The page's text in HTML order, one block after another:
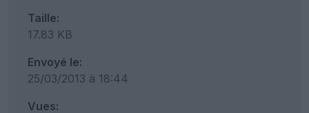
Taille:
17.83 KB
Envoyé le:
25/03/2013 à 18:44
Vues: